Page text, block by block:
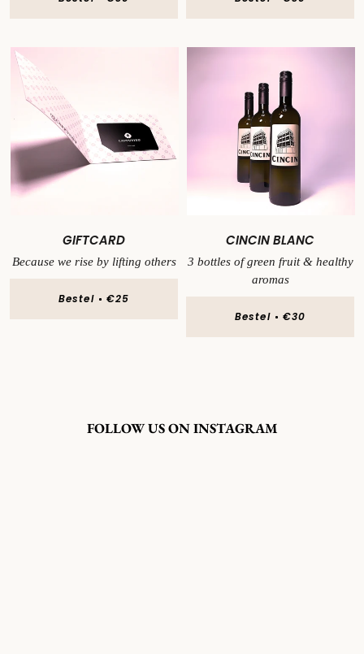
GIFTCARD
Because we rise by lifting others
Bestel €25
CINCIN BLANC
3 bottles of green fruit & healthy
aromas
Bestel €30
FOLLOW US ON INSTAGRAM